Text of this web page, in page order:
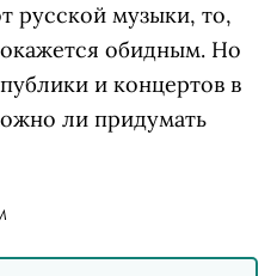
музыки, то,
обидным. Но
и концертов в
ли придумать